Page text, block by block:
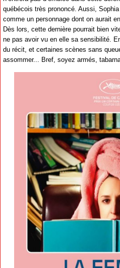
québécois très prononcé. Aussi,
comme un personnage dont on aurait
Dès lors, cette dernière pourrait bien
ne pas avoir vu en elle sa sensibilité.
du récit, et certaines scènes sans
assommer... Bref, soyez armés,